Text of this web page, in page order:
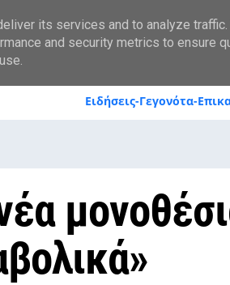
Ειδήσεις-Γεγονότα-
its services and to analyze
and security metrics to ensure